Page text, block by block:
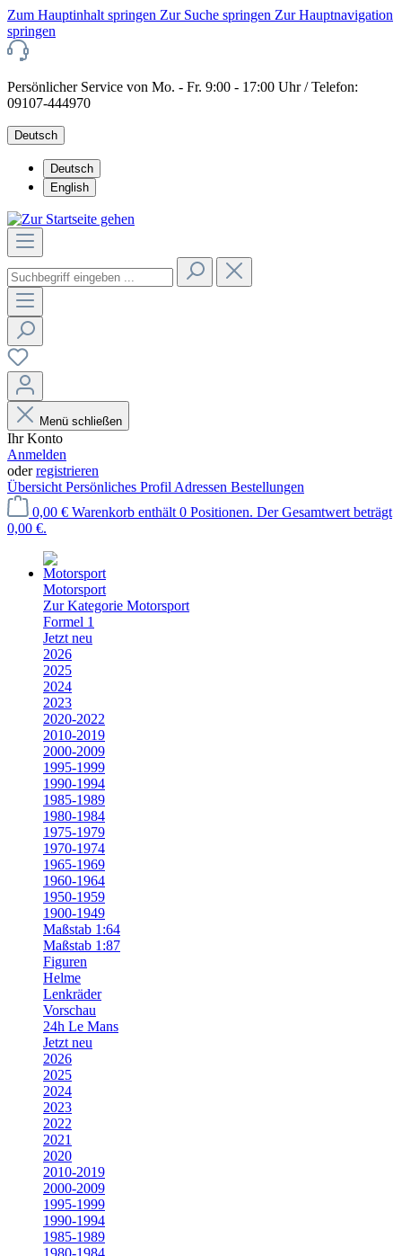
Zum Hauptinhalt springen Zur Suche springen Zur Hauptnavigation
springen
Persönlicher Service von Mo. - Fr. 9:00 - 17:00 Uhr / Telefon:
09107-444970
Deutsch
Deutsch
English
Menü schließen
Ihr Konto
Anmelden
oderregistrieren
Übersicht Persönliches Profil Adressen Bestellungen
0,00 € Warenkorb enthält 0 Positionen. Der Gesamtwert beträgt
0,00 €.
Motorsport
Zur Kategorie Motorsport
Formel 1
Jetzt neu
2026
2025
2024
2023
2020-2022
2010-2019
2000-2009
1995-1999
1990-1994
1985-1989
1980-1984
1975-1979
1970-1974
1965-1969
1960-1964
1950-1959
1900-1949
Maßstab 1:64
Maßstab 1:87
Figuren
Helme
Lenkräder
Vorschau
24h Le Mans
Jetzt neu
2026
2025
2024
2023
2022
2021
2020
2010-2019
2000-2009
1995-1999
1990-1994
1985-1989
1980-1984